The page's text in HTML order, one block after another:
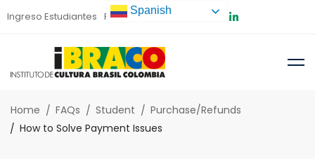
Ingreso Estudiantes Preinscripción
Home FAQs Student
Purchase/Refunds
How to Solve Payment Issues
Spanish